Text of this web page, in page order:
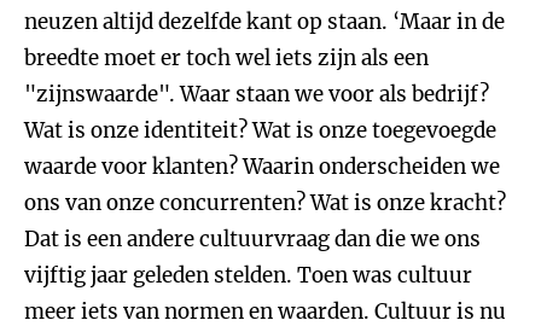
neuzen altijd dezelfde kant op staan. ‘Maar in de
breedte moet er toch wel iets zijn als een
"zijnswaarde". Waar staan we voor als bedrijf?
Wat is onze identiteit? Wat is onze toegevoegde
waarde voor klanten? Waarin onderscheiden we
ons van onze concurrenten? Wat is onze kracht?
Dat is een andere cultuurvraag dan die we ons
vijftig jaar geleden stelden. Toen was cultuur
meer iets van normen en waarden. Cultuur is nu